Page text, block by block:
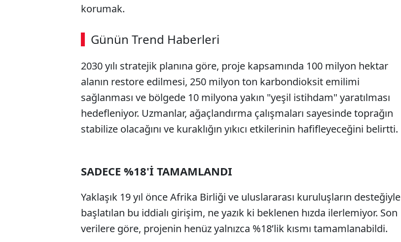
korumak.
Günün Trend Haberleri
SÖZCÜ SON DAKİKA
2030 yılı stratejik planına göre, proje kapsamında 100 milyon hektar
alanın restore edilmesi, 250 milyon ton karbondioksit emilimi
sağlanması ve bölgede 10 milyona yakın "yeşil istihdam" yaratılması
hedefleniyor. Uzmanlar, ağaçlandırma çalışmaları sayesinde toprağın
stabilize olacağını ve kuraklığın yıkıcı etkilerinin hafifleyeceğini belirtti.
SADECE %18'İ TAMAMLANDI
Yaklaşık 19 yıl önce Afrika Birliği ve uluslararası kuruluşların desteğiyle
başlatılan bu iddialı girişim, ne yazık ki beklenen hızda ilerlemiyor. Son
verilere göre, projenin henüz yalnızca %18’lik kısmı tamamlanabildi.